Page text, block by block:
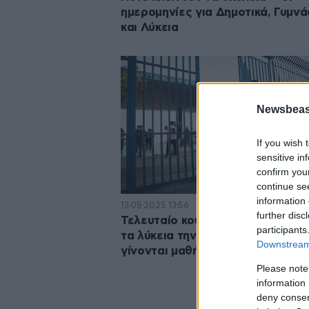
If you wish
sensitive
confirm
continue
information
further
Please
information
deny
ημερομηνίες για Δημοτικά,
και Λύκεια
13·05·2025 13:56
Τελευταίο κουδούνι της χρονιάς
τα λύκεια την Πέμπτη – Μέχρι
γίνονται μαθήματα στα γυμνάσια